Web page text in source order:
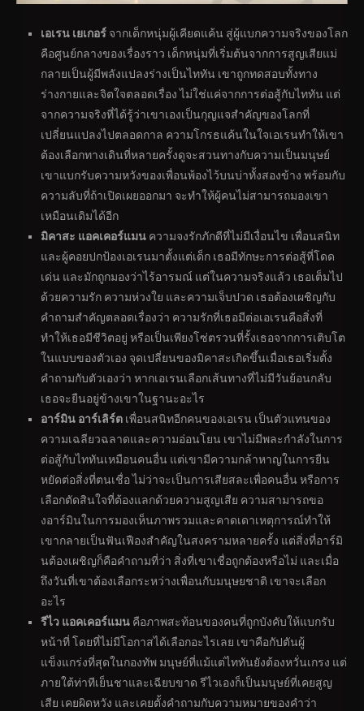
เอเรน เยเกอร์ จากเด็กหนุ่มผู้เคียดแค้น สู่ผู้แบกความจริงของโลก
คือศูนย์กลางของเรื่องราว เด็กหนุ่มที่เริ่มต้นจากการสูญเสียแม่
กลายเป็นผู้มีพลังแปลงร่างเป็นไททัน เขาถูกทดสอบทั้งทาง
ร่างกายและจิตใจตลอดเรื่อง ไม่ใช่แค่จากการต่อสู้กับไททัน แต่
จากความจริงที่ได้รู้ว่าเขาเองเป็นกุญแจสำคัญของโลกที่
เปลี่ยนแปลงไปตลอดกาล ความโกรธแค้นในใจเอเรนทำให้เขา
ต้องเลือกทางเดินที่หลายครั้งดูจะสวนทางกับความเป็นมนุษย์
เขาแบกรับความหวังของเพื่อนพ้องไว้บนบ่าทั้งสองข้าง พร้อมกับ
ความลับที่ถ้าเปิดเผยออกมา จะทำให้ผู้คนไม่สามารถมองเขา
เหมือนเดิมได้อีก
มิคาสะ แอคเคอร์แมน ความจงรักภักดีที่ไม่มีเงื่อนไข เพื่อนสนิท
และผู้คอยปกป้องเอเรนมาตั้งแต่เด็ก เธอมีทักษะการต่อสู้ที่โดด
เด่น และมักถูกมองว่าไร้อารมณ์ แต่ในความจริงแล้ว เธอเต็มไป
ด้วยความรัก ความห่วงใย และความเจ็บปวด เธอต้องเผชิญกับ
คำถามสำคัญตลอดเรื่องว่า ความรักที่เธอมีต่อเอเรนคือสิ่งที่
ทำให้เธอมีชีวิตอยู่ หรือเป็นเพียงโซ่ตรวนที่รั้งเธอจากการเติบโต
ในแบบของตัวเอง จุดเปลี่ยนของมิคาสะเกิดขึ้นเมื่อเธอเริ่มตั้ง
คำถามกับตัวเองว่า หากเอเรนเลือกเส้นทางที่ไม่มีวันย้อนกลับ
เธอจะยืนอยู่ข้างเขาในฐานะอะไร
อาร์มิน อาร์เลิร์ต เพื่อนสนิทอีกคนของเอเรน เป็นตัวแทนของ
ความเฉลียวฉลาดและความอ่อนโยน เขาไม่มีพละกำลังในการ
ต่อสู้กับไททันเหมือนคนอื่น แต่เขามีความกล้าหาญในการยืน
หยัดต่อสิ่งที่ตนเชื่อ ไม่ว่าจะเป็นการเสียสละเพื่อคนอื่น หรือการ
เลือกตัดสินใจที่ต้องแลกด้วยความสูญเสีย ความสามารถขอ
งอาร์มินในการมองเห็นภาพรวมและคาดเดาเหตุการณ์ทำให้
เขากลายเป็นฟันเฟืองสำคัญในสงครามหลายครั้ง แต่สิ่งที่อาร์มิ
นต้องเผชิญก็คือคำถามที่ว่า สิ่งที่เขาเชื่อถูกต้องหรือไม่ และเมื่อ
ถึงวันที่เขาต้องเลือกระหว่างเพื่อนกับมนุษยชาติ เขาจะเลือก
อะไร
รีไว แอคเคอร์แมน คือภาพสะท้อนของคนที่ถูกบังคับให้แบกรับ
หน้าที่ โดยที่ไม่มีโอกาสได้เลือกอะไรเลย เขาคือกัปตันผู้
แข็งแกร่งที่สุดในกองทัพ มนุษย์ที่แม้แต่ไททันยังต้องหวั่นเกรง แต่
ภายใต้ท่าทีเย็นชาและเฉียบขาด รีไวเองก็เป็นมนุษย์ที่เคยสูญ
เสีย เคยผิดหวัง และเคยตั้งคำถามกับความหมายของคำว่า